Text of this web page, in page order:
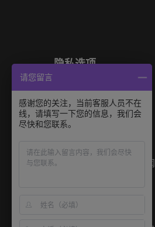
隐私选项
Cookie政策
展会信息
可持续发展
Built by RX
其他励展展会 励展新闻
Built by RX
请您留言
感谢您的关注，当前客服人员不在
线，请填写一下您的信息，我们会
尽快和您联系。